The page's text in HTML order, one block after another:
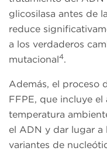
glicosilasa antes de
reduce
a los verdaderos
mutacional4.
Además, el proceso
FFPE, que incluye
temperatura
el ADN y dar lugar a
variantes de